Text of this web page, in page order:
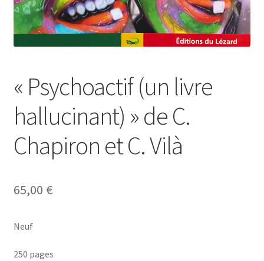
« Psychoactif (un livre
hallucinant) » de C.
Chapiron et C. Vilà
65,00 €
Neuf
250 pages